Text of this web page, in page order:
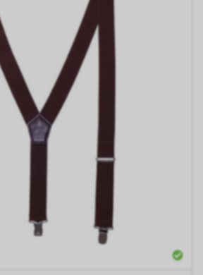
weitergegeben. Sofern Sie
anschliessend den
Internetauftritt eines Dritten
besuchen, der seinerseits
ebenfalls das Werbe-Netzwerk
von Google nutzt, werden
womöglich
Werbeeinblendungen
erscheinen, die einen Bezug zu
unseren dortigen Angeboten
für die gängigsten Internet-
Browser über
https://www.google.com/settings/ads/